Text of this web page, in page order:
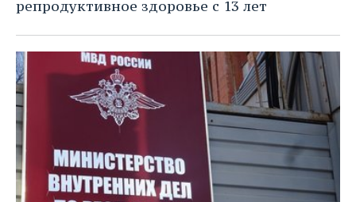
ХОККЕЙ С МЯЧОМ
ПРОИСШЕСТВИЯ
репродуктивное здоровье с 13 лет